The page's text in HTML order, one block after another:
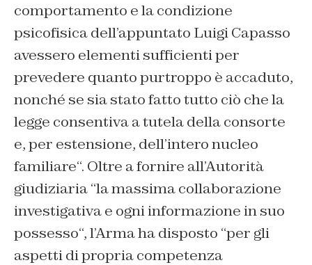
comportamento e la condizione
psicofisica dell’appuntato Luigi Capasso
avessero elementi sufficienti per
prevedere quanto purtroppo è accaduto,
nonché se sia stato fatto tutto ciò che la
legge consentiva a tutela della consorte
e, per estensione, dell’intero nucleo
familiare“. Oltre a fornire all’Autorità
giudiziaria“la massima collaborazione
investigativa e ogni informazione in suo
possesso“, l’Arma ha disposto “per gli
aspetti di propria competenza